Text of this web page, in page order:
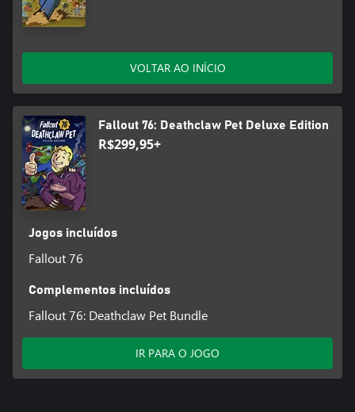
VOLTAR AO INÍCIO
Fallout 76: Deathclaw Pet Deluxe Edition
R$299,95+
Jogos incluídos
Fallout 76
Complementos incluídos
Fallout 76: Deathclaw Pet Bundle
IR PARA O JOGO